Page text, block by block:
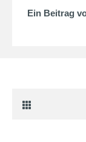
Ein Beitrag